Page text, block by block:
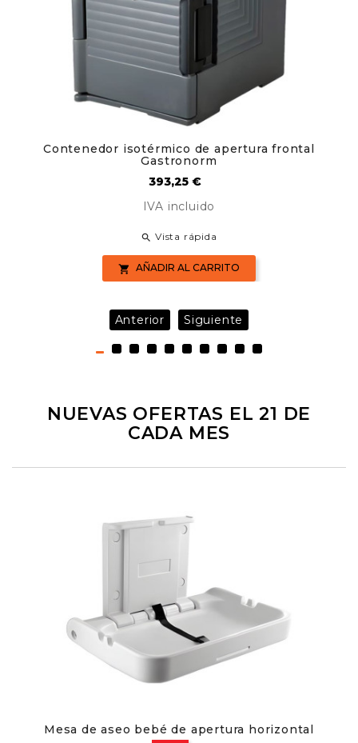
Contenedor isotérmico de apertura frontal
Gastronorm
Precio
393,25 €
IVA incluido
 Vista rápida
 AÑADIR AL CARRITO
Anterior Siguiente
NUEVAS OFERTAS EL 21 DE
CADA MES
Mesa de aseo bebé de apertura horizontal